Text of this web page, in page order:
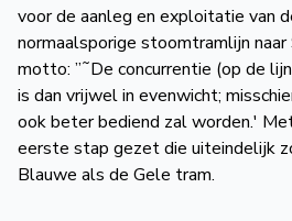
voor de aanleg en exploitatie van
normaalsporige stoomtramlijn
motto: ”˜De concurrentie (op de
is dan vrijwel in evenwicht;
ook beter bediend zal worden.′
eerste stap gezet die uiteindelijk
Blauwe als de Gele tram.